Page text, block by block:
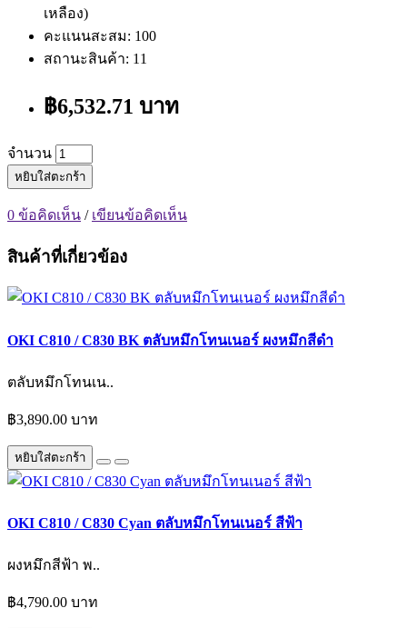
เหลือง)
คะแนนสะสม: 100
สถานะสินค้า: 11
฿6,532.71 บาท
จำนวน
หยิบใส่ตะกร้า
0 ข้อคิดเห็น / เขียนข้อคิดเห็น
สินค้าที่เกี่ยวข้อง
OKI C810 / C830 BK ตลับหมึกโทนเนอร์ ผงหมึกสีดำ
ตลับหมึกโทนเน..
฿3,890.00 บาท
หยิบใส่ตะกร้า
OKI C810 / C830 Cyan ตลับหมึกโทนเนอร์ สีฟ้า
ผงหมึกสีฟ้า พ..
฿4,790.00 บาท